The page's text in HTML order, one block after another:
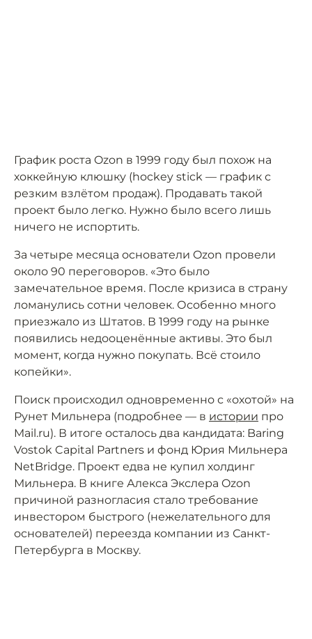
График роста Ozon в 1999 году был похож на
хоккейную клюшку (hockey stick — график с
резким взлётом продаж). Продавать такой
проект было легко. Нужно было всего лишь
ничего не испортить.
За четыре месяца основатели Ozon провели
около 90 переговоров. «Это было
замечательное время. После кризиса в страну
ломанулись сотни человек. Особенно много
приезжало из Штатов. В 1999 году на рынке
появились недооценённые активы. Это был
момент, когда нужно покупать. Всё стоило
копейки».
Поиск происходил одновременно с «охотой» на
Рунет Мильнера (подробнее — в истории про
Mail.ru). В итоге осталось два кандидата: Baring
Vostok Capital Partners и фонд Юрия Мильнера
NetBridge. Проект едва не купил холдинг
Мильнера. В книге Алекса Экслера Ozon
причиной разногласия стало требование
инвестором быстрого (нежелательного для
основателей) переезда компании из Санкт-
Петербурга в Москву.